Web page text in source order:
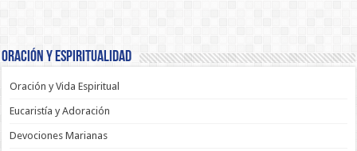
Oración y Espiritualidad
Oración y Vida Espiritual
Eucaristía y Adoración
Devociones Marianas